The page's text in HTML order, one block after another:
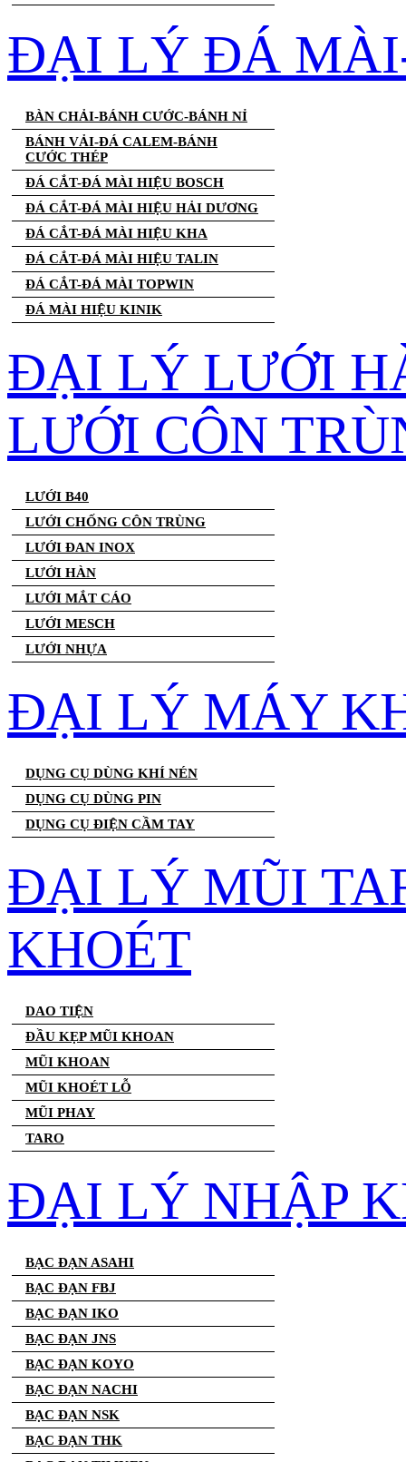
ĐẠI LÝ ĐÁ
BÀN CHẢI-BÁNH CƯỚC-BÁNH NỈ
BÁNH VẢI-ĐÁ CALEM-BÁNH
CƯỚC THÉP
ĐÁ CẮT-ĐÁ MÀI HIỆU BOSCH
ĐÁ CẮT-ĐÁ MÀI HIỆU HẢI DƯƠNG
ĐÁ CẮT-ĐÁ MÀI HIỆU KHA
ĐÁ CẮT-ĐÁ MÀI HIỆU TALIN
ĐÁ CẮT-ĐÁ MÀI TOPWIN
ĐÁ MÀI HIỆU KINIK
ĐẠI LÝ LƯỚI
LƯỚI CÔN
LƯỚI B40
LƯỚI CHỐNG CÔN TRÙNG
LƯỚI ĐAN INOX
LƯỚI HÀN
LƯỚI MẮT CÁO
LƯỚI MESCH
LƯỚI NHỰA
ĐẠI LÝ MÁY
DỤNG CỤ DÙNG KHÍ NÉN
DỤNG CỤ DÙNG PIN
DỤNG CỤ ĐIỆN CẦM TAY
ĐẠI LÝ MŨI
KHOÉT
DAO TIỆN
ĐẦU KẸP MŨI KHOAN
MŨI KHOAN
MŨI KHOÉT LỖ
MŨI PHAY
TARO
ĐẠI LÝ NHẬP
BẠC ĐẠN ASAHI
BẠC ĐẠN FBJ
BẠC ĐẠN IKO
BẠC ĐẠN JNS
BẠC ĐẠN KOYO
BẠC ĐẠN NACHI
BẠC ĐẠN NSK
BẠC ĐẠN THK